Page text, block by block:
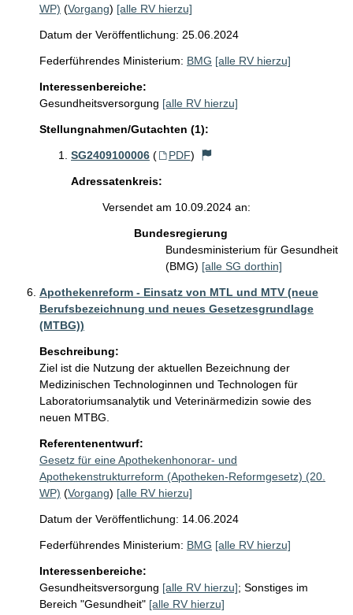
WP) (Vorgang) [alle RV hierzu]
Datum der Veröffentlichung: 25.06.2024
Federführendes Ministerium: BMG [alle RV hierzu]
Interessenbereiche:
Gesundheitsversorgung [alle RV hierzu]
Stellungnahmen/Gutachten (1):
SG2409100006 ( PDF)
Adressatenkreis:
Versendet am 10.09.2024 an:
Bundesregierung
Bundesministerium für Gesundheit
(BMG) [alle SG dorthin]
Apothekenreform - Einsatz von MTL und MTV (neue
Berufsbezeichnung und neues Gesetzesgrundlage
(MTBG))
Beschreibung:
Ziel ist die Nutzung der aktuellen Bezeichnung der
Medizinischen Technologinnen und Technologen für
Laboratoriumsanalytik und Veterinärmedizin sowie des
neuen MTBG.
Referentenentwurf:
Gesetz für eine Apothekenhonorar- und
Apothekenstrukturreform (Apotheken-Reformgesetz) (20.
WP) (Vorgang) [alle RV hierzu]
Datum der Veröffentlichung: 14.06.2024
Federführendes Ministerium: BMG [alle RV hierzu]
Interessenbereiche:
Gesundheitsversorgung [alle RV hierzu]; Sonstiges im
Bereich "Gesundheit" [alle RV hierzu]